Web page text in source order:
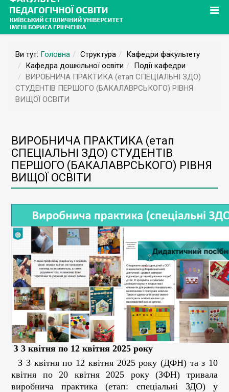
Ви тут: Головна Структура
Кафедри факультету
Кафедра дошкільної освіти
Події кафедри
ВИРОБНИЧА ПРАКТИКА (етап СПЕЦІАЛЬНІ ЗДО)
СТУДЕНТІВ ПЕРШОГО (БАКАЛАВРСЬКОГО) РІВНЯ
ВИЩОЇ ОСВІТИ
ВИРОБНИЧА ПРАКТИКА (етап
СПЕЦІАЛЬНІ ЗДО) СТУДЕНТІВ
ПЕРШОГО (БАКАЛАВРСЬКОГО) РІВНЯ
ВИЩОЇ ОСВІТИ
З 3 квітня по 12 квітня 2025 року
З 3 квітня по 12 квітня 2025 року (ДФН) та з 10
квітня по 20 квітня 2025 року (ЗФН) тривала
виробнича практика (етап: спеціальні ЗДО) у